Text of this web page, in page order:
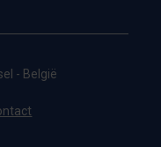
- België